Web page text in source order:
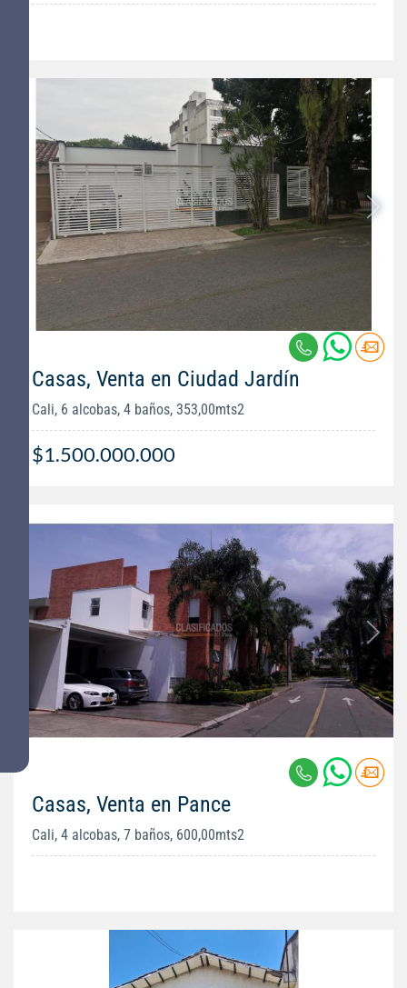
Casas, Venta en Ciudad Jardín
Cali, 6 alcobas, 4 baños, 353,00mts2
$1.500.000.000
Casas, Venta en Pance
Cali, 4 alcobas, 7 baños, 600,00mts2